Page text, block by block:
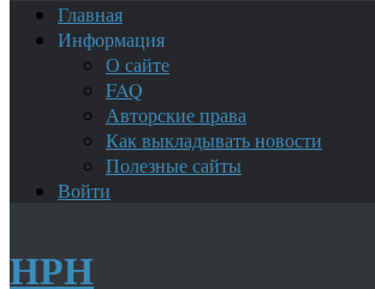
Главная
Информация
О сайте
FAQ
Авторские права
Как выкладывать новости
Полезные сайты
Войти
НРН